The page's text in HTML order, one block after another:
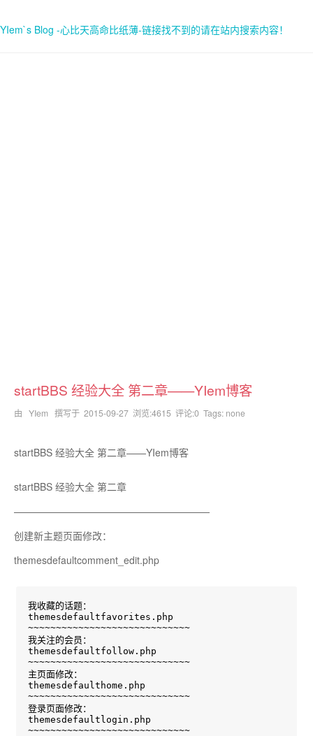
YIem`s Blog -心比天高命比纸薄-链接找不到的请在站内搜索内容！
startBBS 经验大全 第二章——YIem博客
由 YIem 撰写于 2015-09-27 浏览:4615 评论:0 Tags: none
startBBS 经验大全 第二章——YIem博客
startBBS 经验大全 第二章
————————————————————
创建新主题页面修改：
themesdefaultcomment_edit.php
我收藏的话题：
themesdefaultfavorites.php
~~~~~~~~~~~~~~~~~~~~~~~~~~~~~
我关注的会员：
themesdefaultfollow.php
~~~~~~~~~~~~~~~~~~~~~~~~~~~~~
主页面修改：
themesdefaulthome.php
~~~~~~~~~~~~~~~~~~~~~~~~~~~~~
登录页面修改：
themesdefaultlogin.php
~~~~~~~~~~~~~~~~~~~~~~~~~~~~~